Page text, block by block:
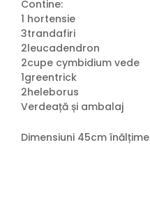
Contine:
1 hortensie
3trandafiri
2leucadendron
2cupe cymbidium vede
1greentrick
2heleborus
Verdeață și ambalaj
Dimensiuni 45cm înălțime